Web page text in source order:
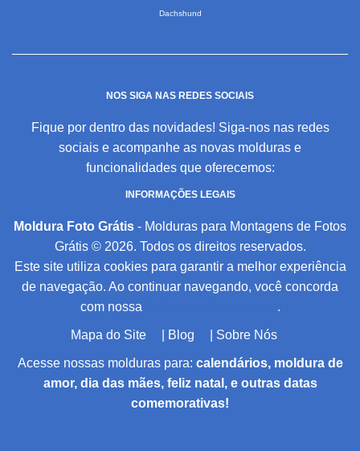
Dachshund
NOS SIGA NAS REDES SOCIAIS
Fique por dentro das novidades! Siga-nos nas redes
sociais e acompanhe as novas molduras e
funcionalidades que oferecemos:
INFORMAÇÕES LEGAIS
Moldura Foto Grátis - Molduras para Montagens de Fotos
Grátis © 2026. Todos os direitos reservados.
Este site utiliza cookies para garantir a melhor experiência
de navegação. Ao continuar navegando, você concorda
com nossa
.
Mapa do Site Blog Sobre Nós
Acesse nossas molduras para: calendários, moldura de
amor, dia das mães, feliz natal, e outras datas
comemorativas!